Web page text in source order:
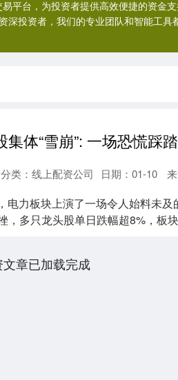
平台，为投资者提供高效便捷的资金
深投资者，我们的专业团队和智能工
日期：01-10
分类： 线上配资公司
力板块上演了一场令人始料未及
，多只龙头股单日跌幅超8%，板
章已加载完成